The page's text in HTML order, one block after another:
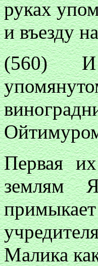
руках
и въезду
(560) И
Первая
землям
Малика